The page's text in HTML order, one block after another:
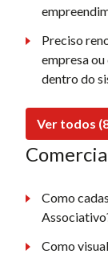
Preciso
empresa
dentro do
Ver todos
Como
Como